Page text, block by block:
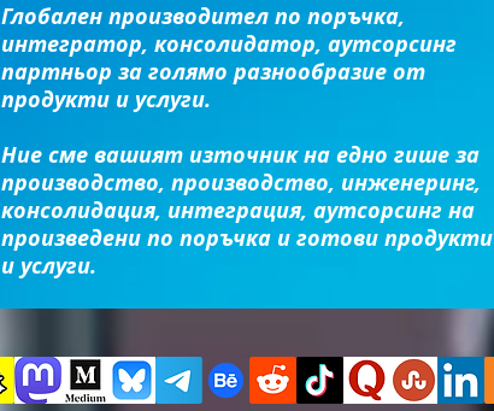
Глобален производител по поръчка,
интегратор, консолидатор, аутсорсинг
партньор за голямо разнообразие от
продукти и услуги.
Ние сме вашият източник на едно гише за
производство, производство, инженеринг,
консолидация, интеграция, аутсорсинг на
произведени по поръчка и готови продукти
и услуги.